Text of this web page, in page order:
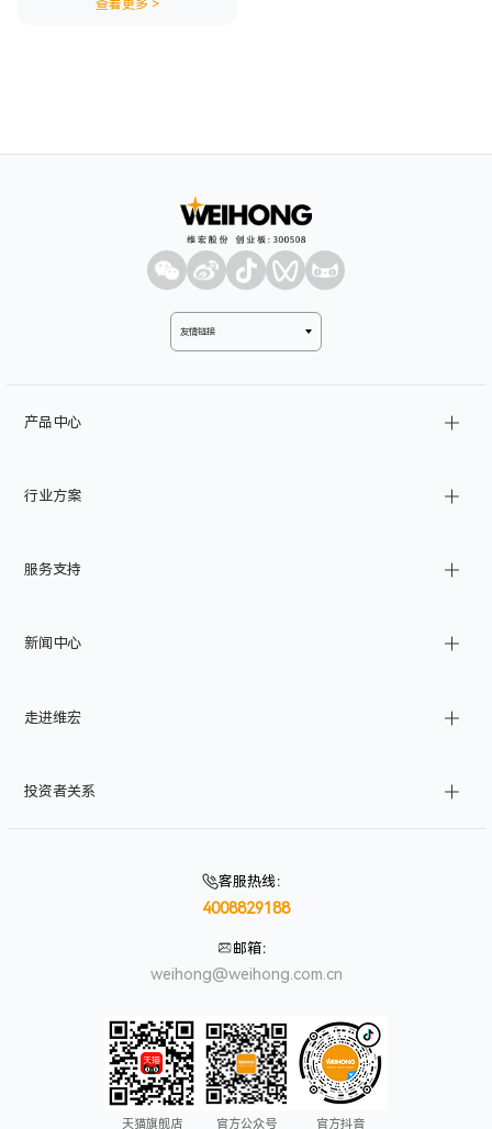
查看更多 >
友情链接
产品中心
激光加工
工业自动化
工业物联网
行业方案
船舶
管道
航空航天
服务支持
产品注册
维修查询
伺服报警查询
新闻中心
产品资讯
走进维宏
加入我们
投资者关系
客服热线：
4008829188
邮箱：
weihong@weihong.com.cn
天猫旗舰店 官方公众号 官方抖音